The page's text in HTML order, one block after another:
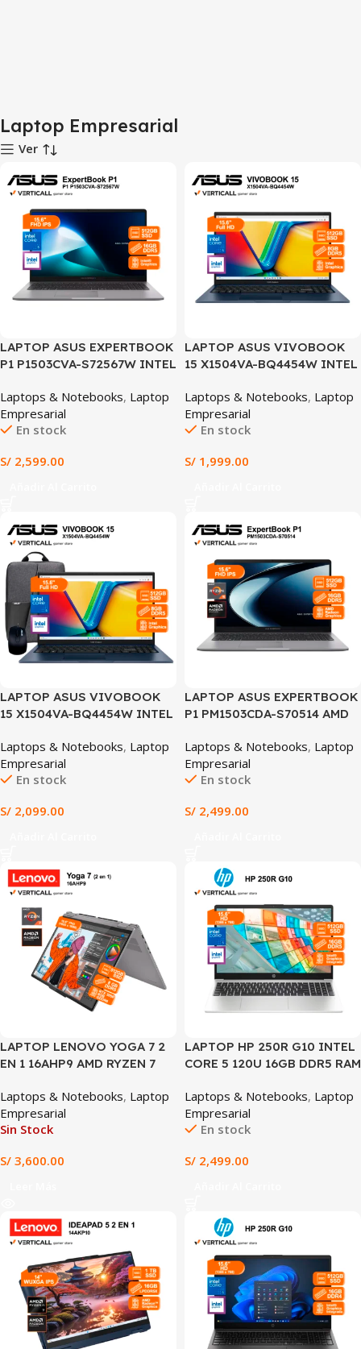
Laptop Empresarial
Ver
LAPTOP ASUS EXPERTBOOK
P1 P1503CVA-S72567W INTEL
512GB SSD INTEL GRAPHICS
15.6″ FHD WINDOWS 11
HOME (P1503CVA-S72567W)
Laptops & Notebooks, Laptop
Empresarial
En stock
S/ 2,599.00
LAPTOP ASUS VIVOBOOK
15 X1504VA-BQ4454W INTEL
SSD INTEL GRAPHICS 15.6″
FHD WINDOWS 11 HOME
(X1504VA-BQ4454W)
Laptops & Notebooks, Laptop
Empresarial
En stock
S/ 1,999.00
LAPTOP ASUS VIVOBOOK
15 X1504VA-BQ4454W INTEL
SSD INTEL GRAPHICS 15.6″
FHD WINDOWS 11 HOME +
MOCHILA Y MOUSE ASUS
Laptops & Notebooks, Laptop
Empresarial
En stock
S/ 2,099.00
LAPTOP ASUS EXPERTBOOK
P1 PM1503CDA-S70514 AMD
512GB SSD AMD RADEON
GRAPHICS 15.6″ FHD IPS
(PM1503CDA-S70514) +
Laptops & Notebooks, Laptop
Empresarial
En stock
S/ 2,499.00
LAPTOP LENOVO YOGA 7 2
EN 1 16AHP9 AMD RYZEN 7
AMD RADEON GRAPHICS 16″
WUXGA TÁCTIL WINDOWS
11 TECLADO ESPAÑOL
Laptops & Notebooks, Laptop
Empresarial
Sin Stock
S/ 3,600.00
LAPTOP HP 250R G10 INTEL
CORE 5 120U 16GB DDR5 RAM
GRAPHICS WIN 11 PRE-
INSTALADO COLOR
PLATEADO (HP 250R G10)
Laptops & Notebooks, Laptop
Empresarial
En stock
S/ 2,499.00
SALE